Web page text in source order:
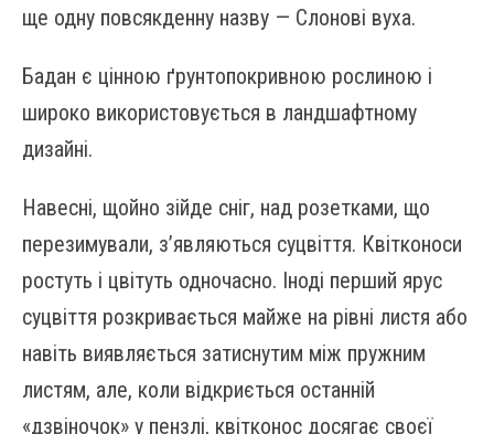
ще одну повсякденну назву — Слонові вуха.
Бадан є цінною ґрунтопокривною рослиною і
широко використовується в ландшафтному
дизайні.
Навесні, щойно зійде сніг, над розетками, що
перезимували, з’являються суцвіття. Квітконоси
ростуть і цвітуть одночасно. Іноді перший ярус
суцвіття розкривається майже на рівні листя або
навіть виявляється затиснутим між пружним
листям, але, коли відкриється останній
«дзвіночок» у пензлі, квітконос досягає своєї